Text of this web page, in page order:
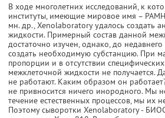
В ходе многолетних исследований, к
институты, имеющие мировое имя –
мн. др., Xenolaboratory удалось создать
жидкости. Примерный состав данной
достаточно изучен, однако, до
создать необходимую субстанцию. При
пропорции и в отсутствии
межклеточной жидкости не получается.
не работают. Каким образом он
не привносится ничего инородного. Мы
течение естественных процессов, мы их
Поэтому сыворотки Xenolaboratory -